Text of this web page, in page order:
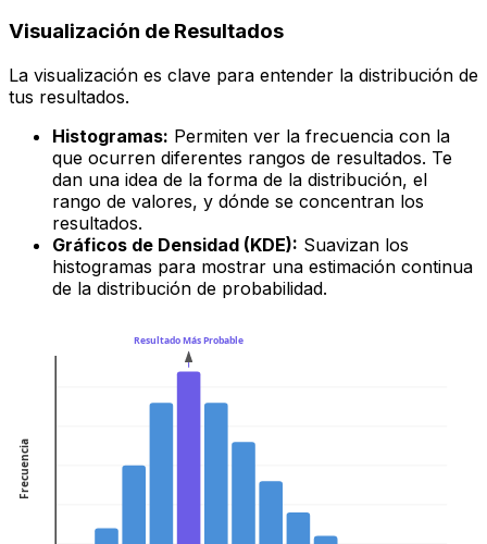
Visualización de Resultados
La visualización es clave para entender la distribución de
tus resultados.
Histogramas: Permiten ver la frecuencia con la
que ocurren diferentes rangos de resultados. Te
dan una idea de la forma de la distribución, el
rango de valores, y dónde se concentran los
resultados.
Gráficos de Densidad (KDE): Suavizan los
histogramas para mostrar una estimación continua
de la distribución de probabilidad.
Frecuencia
Resultado Más Probable